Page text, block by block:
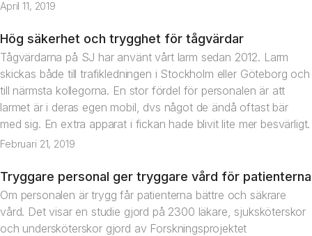
April 11, 2019
Artikel
Hög säkerhet och trygghet för tågvärdar
Tågvärdarna på SJ har använt vårt larm sedan 2012. Larm
skickas både till trafikledningen i Stockholm eller Göteborg och
till närmsta kollegorna. En stor fördel för personalen är att
larmet är i deras egen mobil, dvs något de ändå oftast bär
med sig. En extra apparat i fickan hade blivit lite mer besvärligt.
Februari 21, 2019
Nyhet
Tryggare personal ger tryggare vård för patienterna
Om personalen är trygg får patienterna bättre och säkrare
vård. Det visar en studie gjord på 2300 läkare, sjuksköterskor
och undersköterskor gjord av Forskningsprojektet